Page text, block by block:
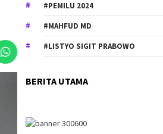
#PEMILU 2024
#MAHFUD MD
#LISTYO SIGIT PRABOWO
BERITA UTAMA